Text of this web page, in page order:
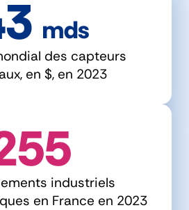
des capteurs
en $, en 2023
  mds
industriels
en France en 2023